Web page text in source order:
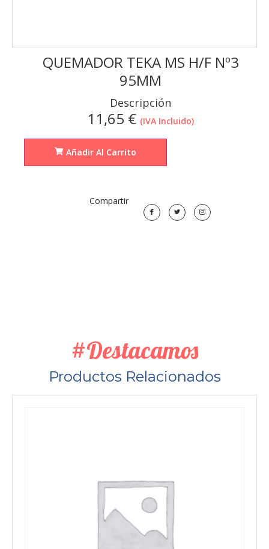
QUEMADOR TEKA MS H/F Nº3
95MM
Descripción
11,65 € (IVA Incluido)
Añadir Al Carrito
Compartir
#Destacamos
Productos Relacionados